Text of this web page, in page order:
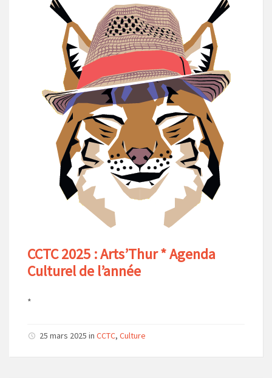
CCTC 2025 : Arts’Thur * Agenda
Culturel de l’année
*
25 mars 2025 in CCTC, Culture